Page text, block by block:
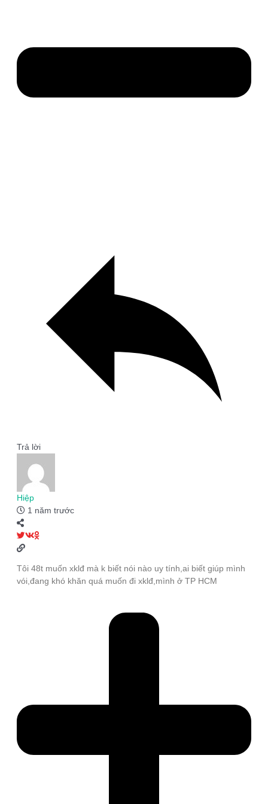
Trả lời
Hiệp
1 năm trước
Tôi 48t muốn xklđ mà k biết nói nào uy tính,ai biết giúp mình
vói,đang khó khăn quá muốn đi xklđ,mình ở TP HCM